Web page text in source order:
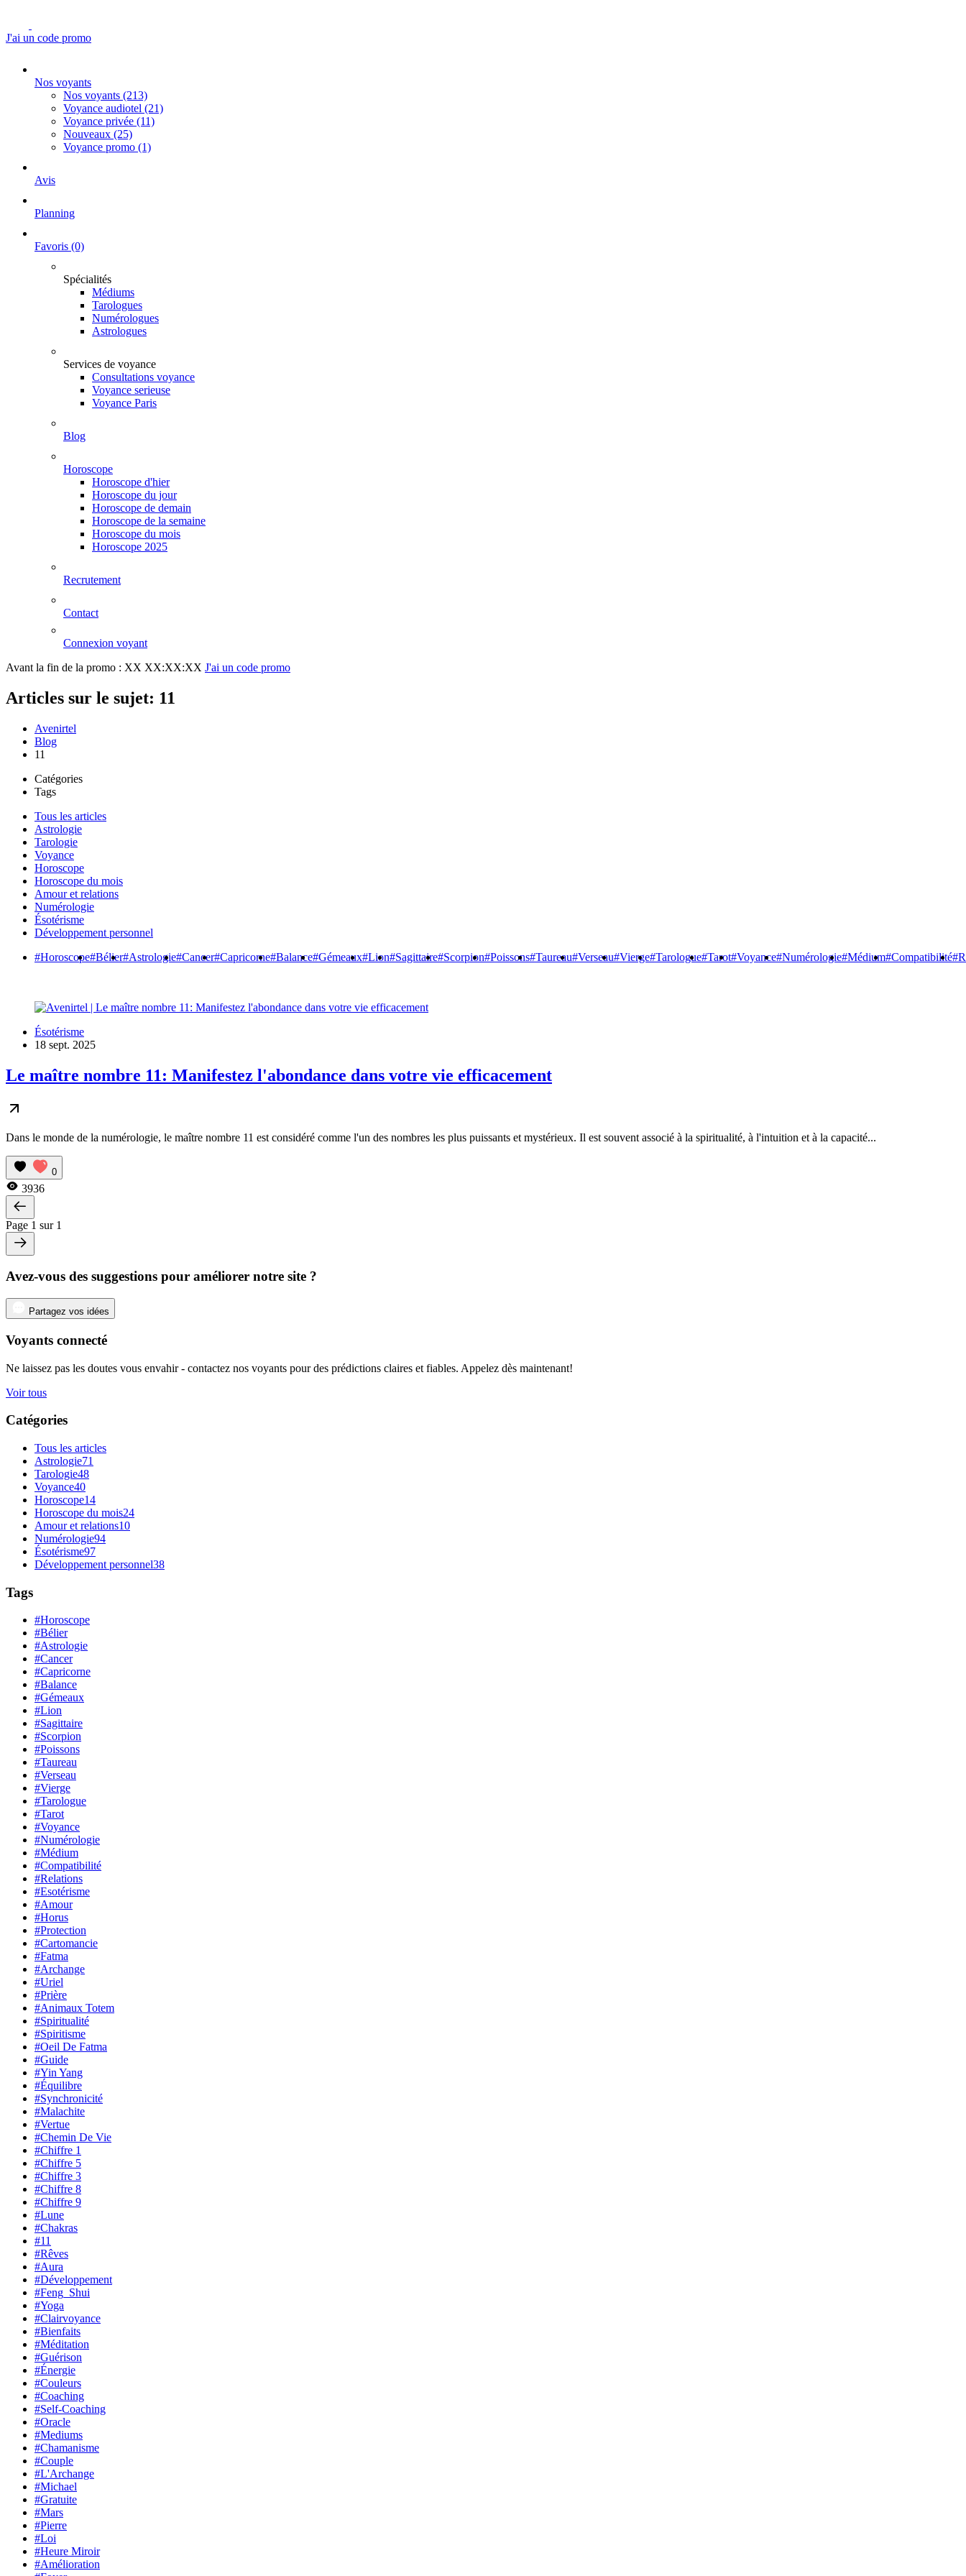
J'ai un code promo
Nos voyants
Nos voyants (213)
Voyance audiotel (21)
Voyance privée (11)
Nouveaux (25)
Voyance promo (1)
Avis
Planning
Favoris (0)
Spécialités
Médiums
Tarologues
Numérologues
Astrologues
Services de voyance
Consultations voyance
Voyance serieuse
Voyance Paris
Blog
Horoscope
Horoscope d'hier
Horoscope du jour
Horoscope de demain
Horoscope de la semaine
Horoscope du mois
Horoscope 2025
Recrutement
Contact
Connexion voyant
Avant la fin de la promo : XX XX:XX:XX J'ai un code promo
Articles sur le sujet: 11
Avenirtel
Blog
11
Catégories
Tags
Tous les articles
Astrologie
Tarologie
Voyance
Horoscope
Horoscope du mois
Amour et relations
Numérologie
Ésotérisme
Développement personnel
#Horoscope#Bélier#Astrologie#Cancer#Capricorne#Balance#Gémeaux#Lion#Sagittaire#Scorpion#Poissons#Taureau#Verseau#Vierge#Tarologue#Tarot#Voyance#Numérologie#Médium#Compatibilité
Ésotérisme
18 sept. 2025
Le maître nombre 11: Manifestez l'abondance dans votre vie efficacement
Dans le monde de la numérologie, le maître nombre 11 est considéré comme l'un des nombres les plus puissants et mystérieux. Il est souvent associé à la spiritualité, à l'intuition et à la capacité...
0
3936
Page 1 sur 1
Avez-vous des suggestions pour améliorer notre site ?
Partagez vos idées
Voyants connecté
Ne laissez pas les doutes vous envahir - contactez nos voyants pour des prédictions claires et fiables. Appelez dès maintenant!
Voir tous
Catégories
Tous les articles
Astrologie71
Tarologie48
Voyance40
Horoscope14
Horoscope du mois24
Amour et relations10
Numérologie94
Ésotérisme97
Développement personnel38
Tags
#Horoscope
#Bélier
#Astrologie
#Cancer
#Capricorne
#Balance
#Gémeaux
#Lion
#Sagittaire
#Scorpion
#Poissons
#Taureau
#Verseau
#Vierge
#Tarologue
#Tarot
#Voyance
#Numérologie
#Médium
#Compatibilité
#Relations
#Esotérisme
#Amour
#Horus
#Protection
#Cartomancie
#Fatma
#Archange
#Uriel
#Prière
#Animaux Totem
#Spiritualité
#Spiritisme
#Oeil De Fatma
#Guide
#Yin Yang
#Équilibre
#Synchronicité
#Malachite
#Vertue
#Chemin De Vie
#Chiffre 1
#Chiffre 5
#Chiffre 3
#Chiffre 8
#Chiffre 9
#Lune
#Chakras
#11
#Rêves
#Aura
#Développement
#Feng_Shui
#Yoga
#Clairvoyance
#Bienfaits
#Méditation
#Guérison
#Énergie
#Couleurs
#Coaching
#Self-Coaching
#Oracle
#Mediums
#Chamanisme
#Couple
#L'Archange
#Michael
#Gratuite
#Mars
#Pierre
#Loi
#Heure Miroir
#Amélioration